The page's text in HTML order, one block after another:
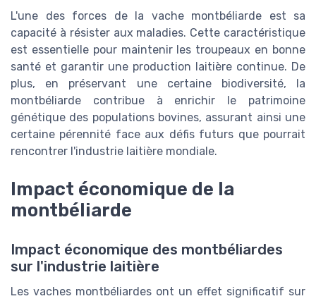
L'une des forces de la vache montbéliarde est sa
capacité à résister aux maladies. Cette caractéristique
est essentielle pour maintenir les troupeaux en bonne
santé et garantir une production laitière continue. De
plus, en préservant une certaine biodiversité, la
montbéliarde contribue à enrichir le patrimoine
génétique des populations bovines, assurant ainsi une
certaine pérennité face aux défis futurs que pourrait
rencontrer l'industrie laitière mondiale.
Impact économique de la
montbéliarde
Impact économique des montbéliardes
sur l'industrie laitière
Les vaches montbéliardes ont un effet significatif sur